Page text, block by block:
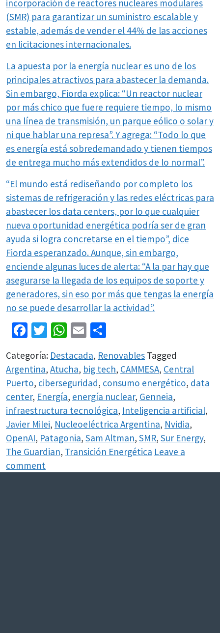
incorporación de reactores nucleares modulares
(SMR) para garantizar un suministro escalable y
estable, además de vender el 44% de las acciones
en licitaciones internacionales.
La apuesta por la energía nuclear es uno de los
principales atractivos para abastecer la demanda.
Sin embargo, Fiorda explica: “Un reactor nuclear
por más chico que fuere requiere tiempo, lo mismo
una línea de transmisión, un parque eólico o solar y
ni que hablar una represa”. Y agrega: “Todo lo que
es energía está sobredemandado y tienen tiempos
de entrega mucho más extendidos de lo normal”.
“El mundo está rediseñando por completo los
sistemas de refrigeración y las redes eléctricas para
abastecer los data centers, por lo que cualquier
nueva oportunidad energética podría ser de gran
ayuda si logra concretarse en el tiempo”, dice
Fiorda esperanzado. Aunque, sin embargo,
enciende algunas luces de alerta: “A la par hay que
asegurarse la llegada de los equipos de soporte y
generadores, sin eso por más que tengas la energía
no se puede desarrollar la actividad”.
Facebook
Twitter
WhatsApp
Email
Categoría: Destacada, Renovables Tagged
Argentina, Atucha, big tech, CAMMESA, Central
Puerto, ciberseguridad, consumo energético, data
center, Energía, energía nuclear, Genneia,
infraestructura tecnológica, Inteligencia artificial,
Javier Milei, Nucleoeléctrica Argentina, Nvidia,
OpenAI, Patagonia, Sam Altman, SMR, Sur Energy,
The Guardian, Transición Energética Leave a
comment